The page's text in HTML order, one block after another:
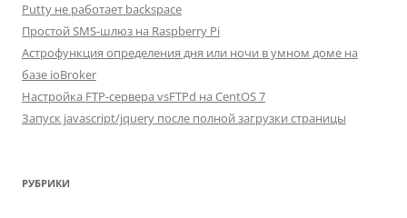
Putty не работает backspace
Простой SMS-шлюз на Raspberry Pi
Астрофункция определения дня или ночи в умном доме на
базе ioBroker
Настройка FTP-сервера vsFTPd на CentOS 7
Запуск javascript/jquery после полной загрузки страницы
РУБРИКИ